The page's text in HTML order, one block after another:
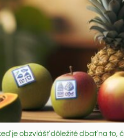
je obzvlášť dôležité dbať na to,